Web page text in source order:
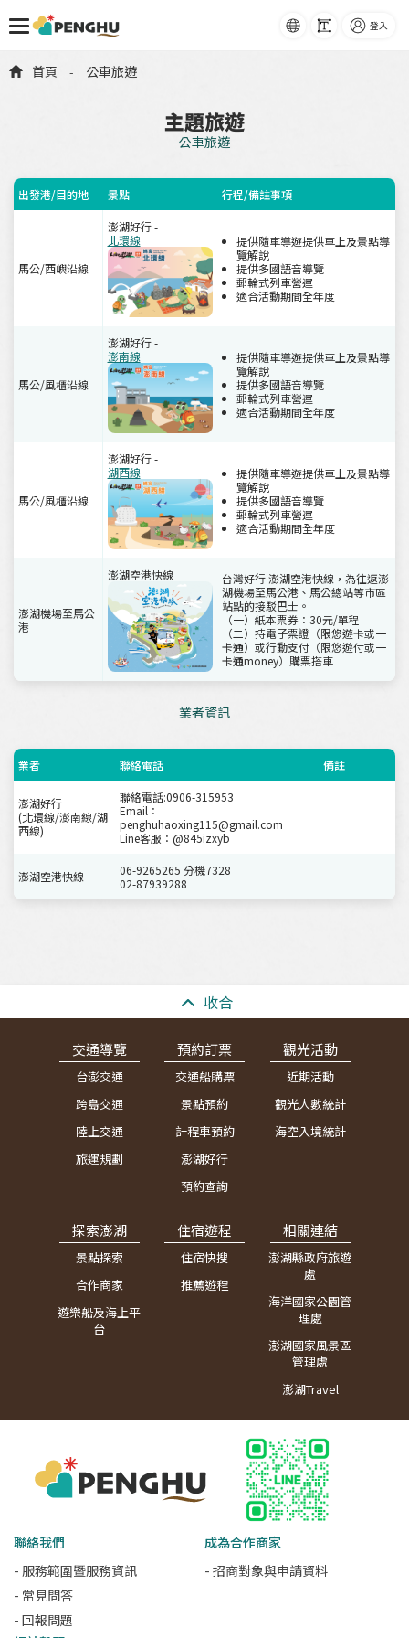
語系 字級 登入
首頁 - 公車旅遊
主題旅遊
公車旅遊
出發港/目的地 景點 行程/備註事項
馬公/西嶼沿線
澎湖好行 -
北環線
提供隨車導遊提供車上及景點導
覽解說
提供多國語音導覽
郵輪式列車營運
適合活動期間全年度
馬公/風櫃沿線
澎湖好行 -
澎南線
提供隨車導遊提供車上及景點導
覽解說
提供多國語音導覽
郵輪式列車營運
適合活動期間全年度
馬公/風櫃沿線
澎湖好行 -
湖西線
提供隨車導遊提供車上及景點導
覽解說
提供多國語音導覽
郵輪式列車營運
適合活動期間全年度
澎湖機場至馬公
港
澎湖空港快線
台灣好行 澎湖空港快線，為往返澎
湖機場至馬公港、馬公總站等市區
站點的接駁巴士。
（一）紙本票券：30元/單程
（二）持電子票證（限悠遊卡或一
卡通）或行動支付（限悠遊付或一
卡通money）購票搭車
業者資訊
業者 聯絡電話 備註
澎湖好行
(北環線/澎南線/湖
西線)
聯絡電話:0906-315953
Email：
penghuhaoxing115@gmail.com
Line客服：@845izxyb
澎湖空港快線
06-9265265 分機7328
02-87939288
收合
交通導覽
台澎交通
跨島交通
陸上交通
旅運規劃
預約訂票
交通船購票
景點預約
計程車預約
澎湖好行
預約查詢
觀光活動
近期活動
觀光人數統計
海空入境統計
探索澎湖
景點探索
合作商家
遊樂船及海上平
台
住宿遊程
住宿快搜
推薦遊程
相關連結
澎湖縣政府旅遊
處
海洋國家公園管
理處
澎湖國家風景區
管理處
澎湖Travel
聯絡我們
- 服務範圍暨服務資訊
- 常見問答
- 回報問題
成為合作商家
- 招商對象與申請資料